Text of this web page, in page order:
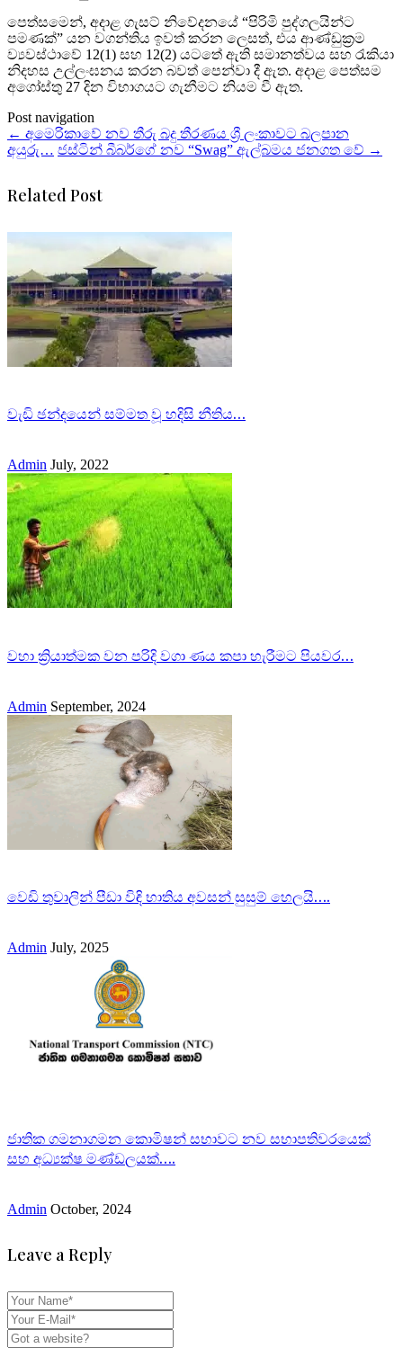
පෙත්සමෙන්, අදාළ ගැසට් නිවේදනයේ “පිරිමි පුද්ගලයින්ට
පමණක්” යන වගන්තිය ඉවත් කරන ලෙසත්, එය ආණ්ඩුක්‍රම
ව්‍යවස්ථාවේ 12(1) සහ 12(2) යටතේ ඇති සමානත්වය සහ රැකියා
නිදහස උල්ලංඝනය කරන බවත් පෙන්වා දී ඇත. අදාළ පෙත්සම
අගෝස්තු 27 දින විභාගයට ගැනීමට නියම වී ඇත.
Post navigation
← අමෙරිකාවේ නව තීරු බදු තීරණය ශ්‍රී ලංකාවට බලපාන
අයුරු… ජස්ටින් බීබර්ගේ නව “Swag” ඇල්බමය ජනගත වේ →
Related Post
වැඩි ඡන්දයෙන් සම්මත වූ හදිසි නීතිය…
Admin July, 2022
වහා ක්‍රියාත්මක වන පරිදි වගා ණය කපා හැරීමට පියවර…
Admin September, 2024
වෙඩි තුවාලින් පීඩා විඳි භාතිය අවසන් සුසුම් හෙලයි….
Admin July, 2025
ජාතික ගමනාගමන කොමිෂන් සභාවට නව සභාපතිවරයෙක්
සහ අධ්‍යක්ෂ මණ්ඩලයක්….
Admin October, 2024
Leave a Reply